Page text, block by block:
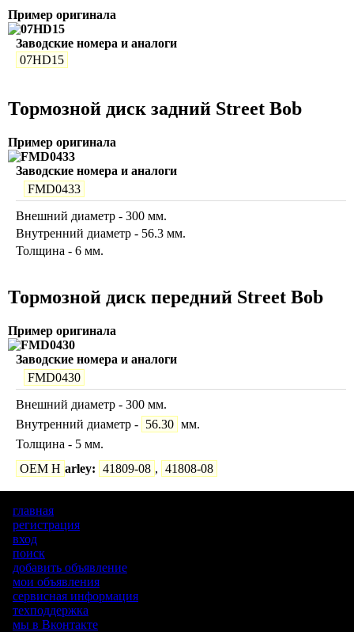
Пример оригинала
Заводские номера и аналоги
07HD15
Тормозной диск задний Street Bob
Пример оригинала
Заводские номера и аналоги
FMD0433
Внешний диаметр - 300 мм.
Внутренний диаметр - 56.3 мм.
Толщина - 6 мм.
Тормозной диск передний Street Bob
Пример оригинала
Заводские номера и аналоги
FMD0430
Внешний диаметр - 300 мм.
Внутренний диаметр - 56.30 мм.
Толщина - 5 мм.
OEM H arley: 41809-08 , 41808-08
главная
регистрация
вход
поиск
добавить объявление
мои объявления
сервисная информация
техподдержка
мы в Вконтакте